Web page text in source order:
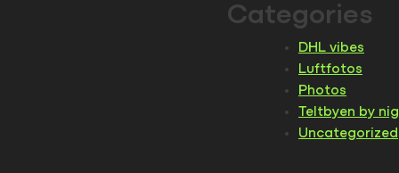
Categories
DHL vibes
Luftfotos
Photos
Teltbyen by
Uncategorized